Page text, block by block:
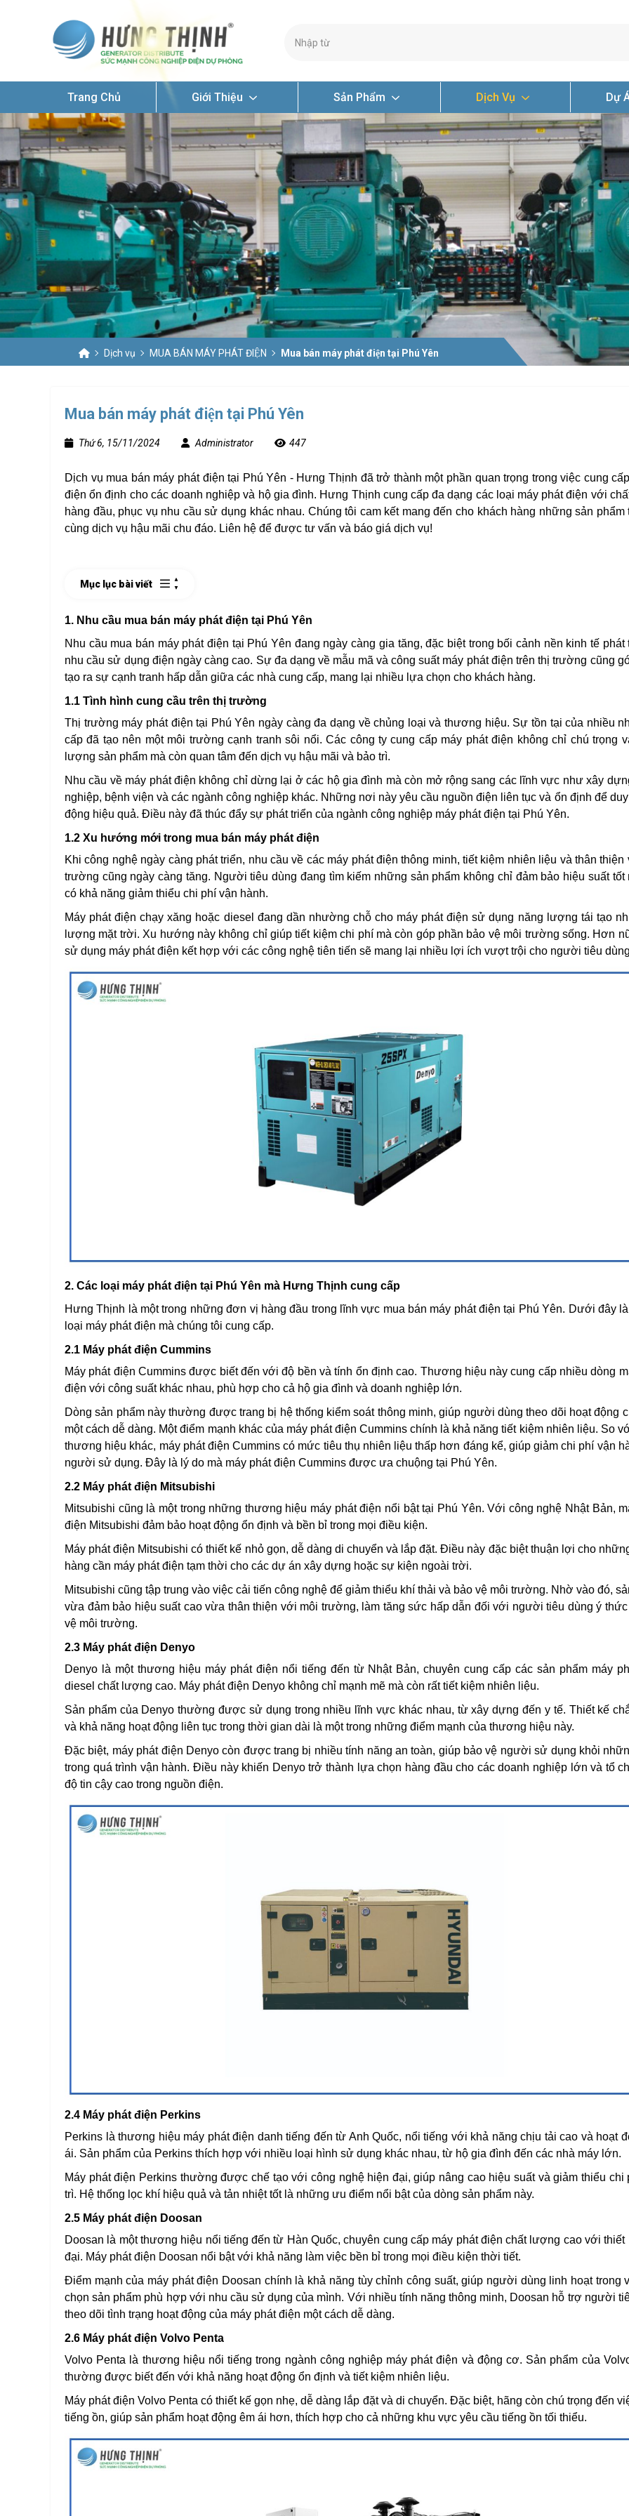
Trang Chủ Giới Thiệu Sản Phẩm Dịch Vụ Dự
Dịch vụ MUA BÁN MÁY PHÁT ĐIỆN Mua bán máy phát điện tại Phú Yên
Mua bán máy phát điện tại Phú Yên
Thứ 6, 15/11/2024 Administrator 447
Dịch vụ mua bán máy phát điện tại Phú Yên - Hưng Thịnh đã trở thành một phần quan trọng trong việc cung
điện ổn định cho các doanh nghiệp và hộ gia đình. Hưng Thịnh cung cấp đa dạng các loại máy phát điện với
hàng đầu, phục vụ nhu cầu sử dụng khác nhau. Chúng tôi cam kết mang đến cho khách hàng những sản phẩm
cùng dịch vụ hậu mãi chu đáo. Liên hệ để được tư vấn và báo giá dịch vụ!
Mục lục bài viết
1. Nhu cầu mua bán máy phát điện tại Phú Yên
Nhu cầu mua bán máy phát điện tại Phú Yên đang ngày càng gia tăng, đặc biệt trong bối cảnh nền kinh tế phát
nhu cầu sử dụng điện ngày càng cao. Sự đa dạng về mẫu mã và công suất máy phát điện trên thị trường cũng
tạo ra sự cạnh tranh hấp dẫn giữa các nhà cung cấp, mang lại nhiều lựa chọn cho khách hàng.
1.1 Tình hình cung cầu trên thị trường
Thị trường máy phát điện tại Phú Yên ngày càng đa dạng về chủng loại và thương hiệu. Sự tồn tại của nhiều
cấp đã tạo nên một môi trường cạnh tranh sôi nổi. Các công ty cung cấp máy phát điện không chỉ chú trọng
lượng sản phẩm mà còn quan tâm đến dịch vụ hậu mãi và bảo trì.
Nhu cầu về máy phát điện không chỉ dừng lại ở các hộ gia đình mà còn mở rộng sang các lĩnh vực như xây
nghiệp, bệnh viện và các ngành công nghiệp khác. Những nơi này yêu cầu nguồn điện liên tục và ổn định để
động hiệu quả. Điều này đã thúc đẩy sự phát triển của ngành công nghiệp máy phát điện tại Phú Yên.
1.2 Xu hướng mới trong mua bán máy phát điện
Khi công nghệ ngày càng phát triển, nhu cầu về các máy phát điện thông minh, tiết kiệm nhiên liệu và thân thiện
trường cũng ngày càng tăng. Người tiêu dùng đang tìm kiếm những sản phẩm không chỉ đảm bảo hiệu suất tốt
có khả năng giảm thiểu chi phí vận hành.
Máy phát điện chạy xăng hoặc diesel đang dần nhường chỗ cho máy phát điện sử dụng năng lượng tái tạo
lượng mặt trời. Xu hướng này không chỉ giúp tiết kiệm chi phí mà còn góp phần bảo vệ môi trường sống. Hơn
sử dụng máy phát điện kết hợp với các công nghệ tiên tiến sẽ mang lại nhiều lợi ích vượt trội cho người tiêu
2. Các loại máy phát điện tại Phú Yên mà Hưng Thịnh cung cấp
Hưng Thịnh là một trong những đơn vị hàng đầu trong lĩnh vực mua bán máy phát điện tại Phú Yên. Dưới đây
loại máy phát điện mà chúng tôi cung cấp.
2.1 Máy phát điện Cummins
Máy phát điện Cummins được biết đến với độ bền và tính ổn định cao. Thương hiệu này cung cấp nhiều dòng
điện với công suất khác nhau, phù hợp cho cả hộ gia đình và doanh nghiệp lớn.
Dòng sản phẩm này thường được trang bị hệ thống kiểm soát thông minh, giúp người dùng theo dõi hoạt động
một cách dễ dàng. Một điểm mạnh khác của máy phát điện Cummins chính là khả năng tiết kiệm nhiên liệu. So
thương hiệu khác, máy phát điện Cummins có mức tiêu thụ nhiên liệu thấp hơn đáng kể, giúp giảm chi phí vận
người sử dụng. Đây là lý do mà máy phát điện Cummins được ưa chuộng tại Phú Yên.
2.2 Máy phát điện Mitsubishi
Mitsubishi cũng là một trong những thương hiệu máy phát điện nổi bật tại Phú Yên. Với công nghệ Nhật Bản,
điện Mitsubishi đảm bảo hoạt động ổn định và bền bỉ trong mọi điều kiện.
Máy phát điện Mitsubishi có thiết kế nhỏ gọn, dễ dàng di chuyển và lắp đặt. Điều này đặc biệt thuận lợi cho
hàng cần máy phát điện tạm thời cho các dự án xây dựng hoặc sự kiện ngoài trời.
Mitsubishi cũng tập trung vào việc cải tiến công nghệ để giảm thiểu khí thải và bảo vệ môi trường. Nhờ vào đó,
vừa đảm bảo hiệu suất cao vừa thân thiện với môi trường, làm tăng sức hấp dẫn đối với người tiêu dùng ý
vệ môi trường.
2.3 Máy phát điện Denyo
Denyo là một thương hiệu máy phát điện nổi tiếng đến từ Nhật Bản, chuyên cung cấp các sản phẩm máy
diesel chất lượng cao. Máy phát điện Denyo không chỉ mạnh mẽ mà còn rất tiết kiệm nhiên liệu.
Sản phẩm của Denyo thường được sử dụng trong nhiều lĩnh vực khác nhau, từ xây dựng đến y tế. Thiết kế
và khả năng hoạt động liên tục trong thời gian dài là một trong những điểm mạnh của thương hiệu này.
Đặc biệt, máy phát điện Denyo còn được trang bị nhiều tính năng an toàn, giúp bảo vệ người sử dụng khỏi
trong quá trình vận hành. Điều này khiến Denyo trở thành lựa chọn hàng đầu cho các doanh nghiệp lớn và tổ
độ tin cậy cao trong nguồn điện.
2.4 Máy phát điện Perkins
Perkins là thương hiệu máy phát điện danh tiếng đến từ Anh Quốc, nổi tiếng với khả năng chịu tải cao và hoạt
ái. Sản phẩm của Perkins thích hợp với nhiều loại hình sử dụng khác nhau, từ hộ gia đình đến các nhà máy lớn.
Máy phát điện Perkins thường được chế tạo với công nghệ hiện đại, giúp nâng cao hiệu suất và giảm thiểu chi
trì. Hệ thống lọc khí hiệu quả và tản nhiệt tốt là những ưu điểm nổi bật của dòng sản phẩm này.
2.5 Máy phát điện Doosan
Doosan là một thương hiệu nổi tiếng đến từ Hàn Quốc, chuyên cung cấp máy phát điện chất lượng cao với thiết
đại. Máy phát điện Doosan nổi bật với khả năng làm việc bền bỉ trong mọi điều kiện thời tiết.
Điểm mạnh của máy phát điện Doosan chính là khả năng tùy chỉnh công suất, giúp người dùng linh hoạt trong
chọn sản phẩm phù hợp với nhu cầu sử dụng của mình. Với nhiều tính năng thông minh, Doosan hỗ trợ người
theo dõi tình trạng hoạt động của máy phát điện một cách dễ dàng.
2.6 Máy phát điện Volvo Penta
Volvo Penta là thương hiệu nổi tiếng trong ngành công nghiệp máy phát điện và động cơ. Sản phẩm của
thường được biết đến với khả năng hoạt động ổn định và tiết kiệm nhiên liệu.
Máy phát điện Volvo Penta có thiết kế gọn nhẹ, dễ dàng lắp đặt và di chuyển. Đặc biệt, hãng còn chú trọng đến
tiếng ồn, giúp sản phẩm hoạt động êm ái hơn, thích hợp cho cả những khu vực yêu cầu tiếng ồn tối thiểu.
Email (
Điện thoại (*)
Sản phẩm chọn (*